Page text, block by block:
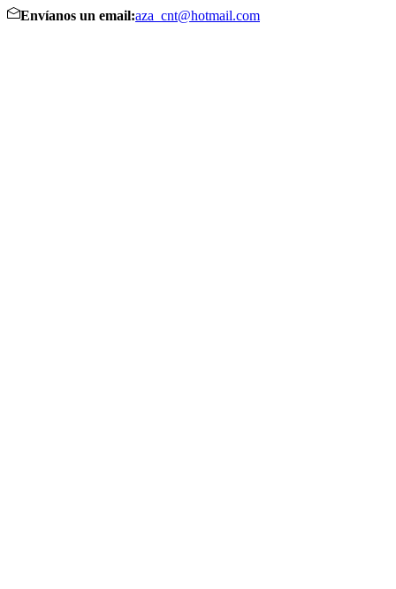
Envíanos un email:aza_cnt@hotmail.com